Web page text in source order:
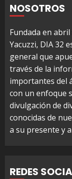
NOSOTROS
Fundada en
Yacuzzi, DIA 32
general que
través de la
importantes del
con un enfoque
divulgación de
conocidas de
a su presente y
REDES